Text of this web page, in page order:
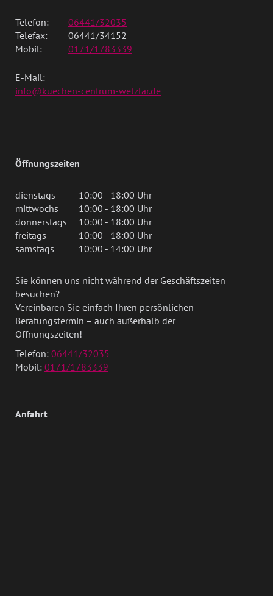
Telefon:
06441/32035
Telefax:
06441/34152
Mobil:
0171/1783339
E-Mail:
info@kuechen-centrum-wetzlar.de
Öffnungszeiten
dienstags
10:00 - 18:00 Uhr
mittwochs
10:00 - 18:00 Uhr
donnerstags
10:00 - 18:00 Uhr
freitags
10:00 - 18:00 Uhr
samstags
10:00 - 14:00 Uhr
Sie können uns nicht während der Geschäftszeiten
besuchen?
Vereinbaren Sie einfach Ihren persönlichen
Beratungstermin – auch außerhalb der
Öffnungszeiten!
Telefon: 06441/32035
Mobil: 0171/1783339
Anfahrt